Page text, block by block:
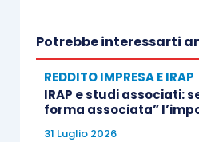
debitore o del creditore.
A questo punto,quali
contabiliper l’acquirente
rilievi fiscali?
Potrebbe interessarti
REDDITO IMPRESA E IRAP
IRAP e studi associati:
forma associata”
31 Luglio 2026